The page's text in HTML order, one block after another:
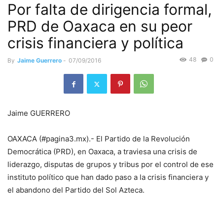
Por falta de dirigencia formal,
PRD de Oaxaca en su peor
crisis financiera y política
By Jaime Guerrero - 07/09/2016 0
48
Jaime GUERRERO
OAXACA (#pagina3.mx).- El Partido de la Revolución
Democrática (PRD), en Oaxaca, a traviesa una crisis de
liderazgo, disputas de grupos y tribus por el control de ese
instituto político que han dado paso a la crisis financiera y
el abandono del Partido del Sol Azteca.